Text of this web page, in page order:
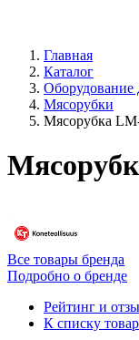
Главная
Каталог
Оборудование
Мясорубки
Мясорубка
Все товары бренда
Подробно о бренде
Рейтинг и
К списку